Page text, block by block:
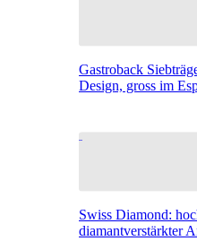
Gastroback
Design, gross im
Swiss Diamond:
diamantverstärkter